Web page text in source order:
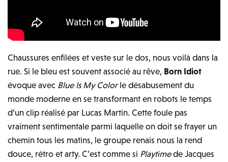
Chaussures enfilées et veste sur le dos, nous voilà dans la
rue. Si le bleu est souvent associé au rêve, Born Idiot
évoque avec Blue Is My Colorle désabusement du
monde moderne en se transformant en robots le temps
d’un clip réalisé par Lucas Martin. Cette foule pas
vraiment sentimentale parmi laquelle on doit se frayer un
chemin tous les matins, le groupe renais nous la rend
douce, rétro et arty. C’est comme si Playtimede Jacques